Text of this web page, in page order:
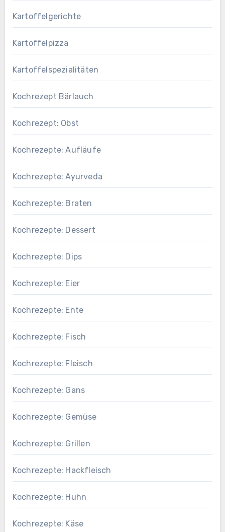
Kartoffelgerichte
Kartoffelpizza
Kartoffelspezialitäten
Kochrezept Bärlauch
Kochrezept: Obst
Kochrezepte: Aufläufe
Kochrezepte: Ayurveda
Kochrezepte: Braten
Kochrezepte: Dessert
Kochrezepte: Dips
Kochrezepte: Eier
Kochrezepte: Ente
Kochrezepte: Fisch
Kochrezepte: Fleisch
Kochrezepte: Gans
Kochrezepte: Gemüse
Kochrezepte: Grillen
Kochrezepte: Hackfleisch
Kochrezepte: Huhn
Kochrezepte: Käse